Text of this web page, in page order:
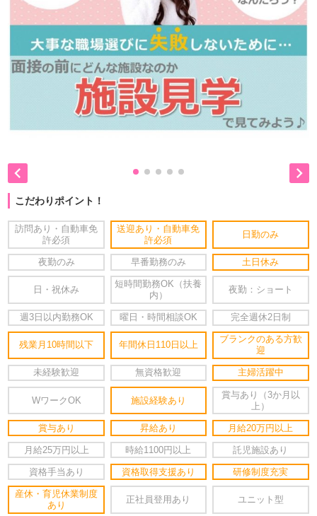
 
こだわりポイント！
訪問あり・自動車免
許必須
送迎あり・自動車免
許必須
日勤のみ
夜勤のみ 早番勤務のみ 土日休み
日・祝休み
短時間勤務OK（扶養
内）
夜勤：ショート
週3日以内勤務OK 曜日・時間相談OK 完全週休2日制
残業月10時間以下 年間休日110日以上
ブランクのある方歓
迎
未経験歓迎 無資格歓迎 主婦活躍中
WワークOK 施設経験あり
賞与あり（3か月以
上）
賞与あり 昇給あり 月給20万円以上
月給25万円以上 時給1100円以上 託児施設あり
資格手当あり 資格取得支援あり 研修制度充実
産休・育児休業制度
あり
正社員登用あり ユニット型